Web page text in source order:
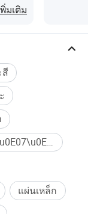
มเติม
\u0E15\u0E30\u0E41\u0E01\u0E23\u0E07\u0E40\u0E2B\u0E25\u0E47\u0E01 ซื้อจำนวนมาก
แผ่นเหล็ก